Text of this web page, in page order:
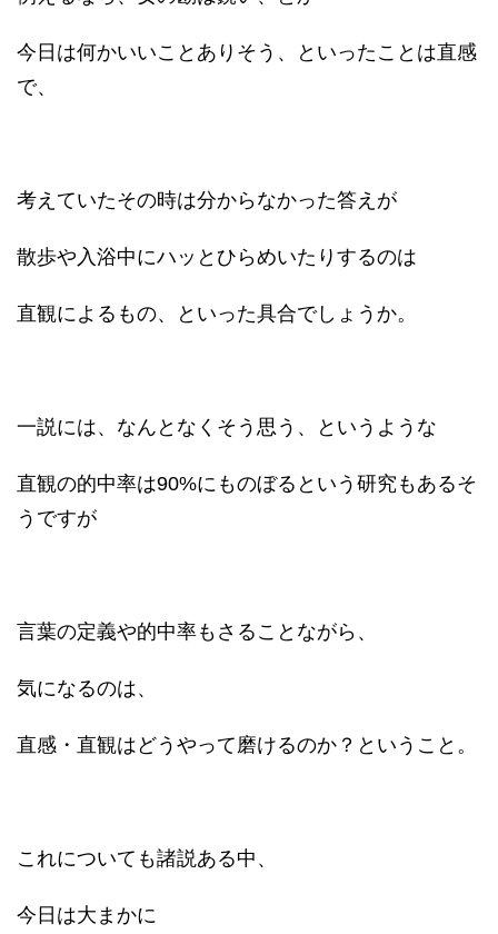
今日は何かいいことありそう、といったことは直感
で、
考えていたその時は分からなかった答えが
散歩や入浴中にハッとひらめいたりするのは
直観によるもの、といった具合でしょうか。
一説には、なんとなくそう思う、というような
直観の的中率は90%にものぼるという研究もあるそ
うですが
言葉の定義や的中率もさることながら、
気になるのは、
直感・直観はどうやって磨けるのか？ということ。
これについても諸説ある中、
今日は大まかに